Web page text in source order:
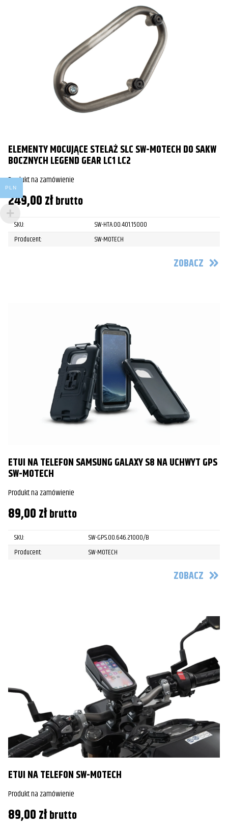
ELEMENTY MOCUJĄCE STELAŻ SLC SW-MOTECH DO SAKW
BOCZNYCH LEGEND GEAR LC1 LC2
Produkt na zamówienie
249,00złbrutto
SKU:
SW-HTA.00.401.15000
Producent:
SW-MOTECH
ZOBACZ
ETUI NA TELEFON SAMSUNG GALAXY S8 NA UCHWYT GPS
SW-MOTECH
Produkt na zamówienie
89,00złbrutto
SKU:
SW-GPS.00.646.21000/B
Producent:
SW-MOTECH
ZOBACZ
ETUI NA TELEFON SW-MOTECH
Produkt na zamówienie
89,00złbrutto
PLN